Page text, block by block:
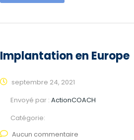
Implantation en Europe
septembre 24, 2021
Envoyé par : ActionCOACH
Catégorie:
Aucun commentaire